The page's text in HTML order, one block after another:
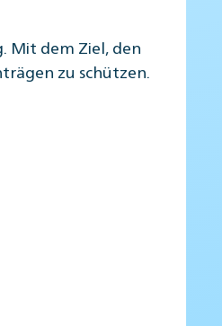
Mit dem Ziel, den
zu schützen.